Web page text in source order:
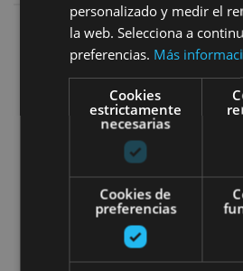
15 MAR - 31
Irrisarri
personalizado y medir el
la web. Selecciona a
preferencias. Más
Cookies
estrictamente
necesarias
Cookies de
preferencias